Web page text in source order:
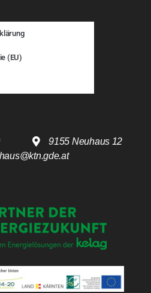
(EU)
9155 Neuhaus 12